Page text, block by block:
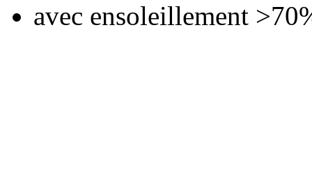
avec ensoleillement